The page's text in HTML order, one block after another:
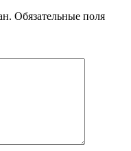
Обязательные поля